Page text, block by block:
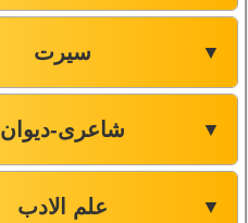
سیرت ▼
شاعری-دیوان ▼
علم الادب ▼